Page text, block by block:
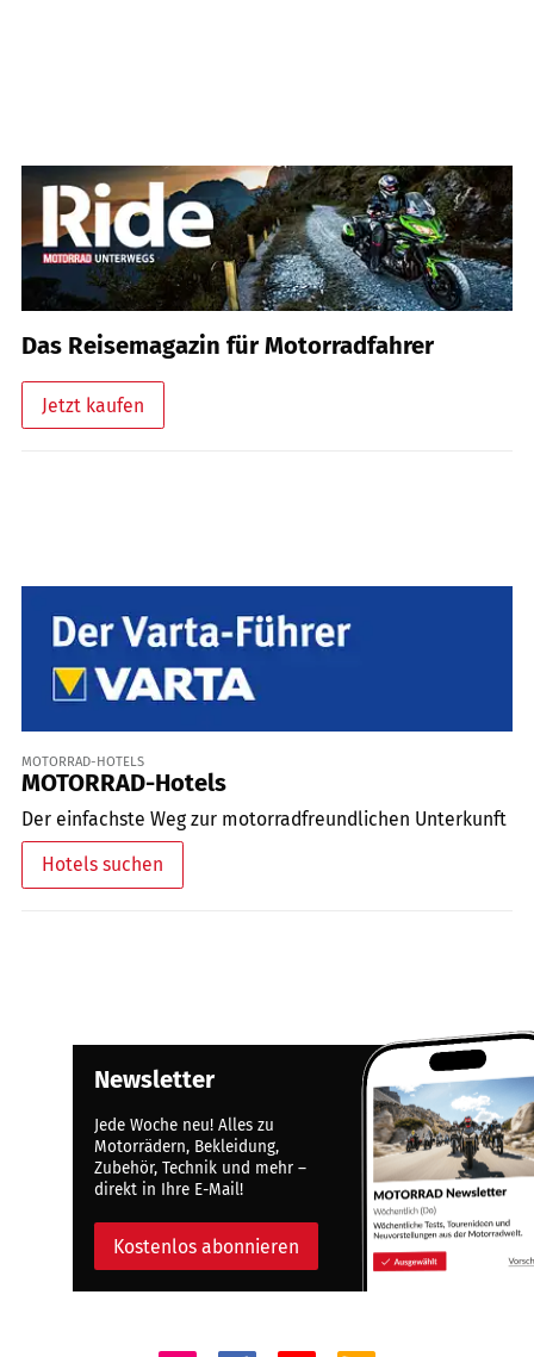
Das Reisemagazin für Motorradfahrer
Jetzt kaufen
MOTORRAD-HOTELS
MOTORRAD-Hotels
Der einfachste Weg zur motorradfreundlichen Unterkunft
Hotels suchen
Newsletter
Jede Woche neu! Alles zu
Motorrädern, Bekleidung,
Zubehör, Technik und mehr –
direkt in Ihre E-Mail!
Kostenlos abonnieren